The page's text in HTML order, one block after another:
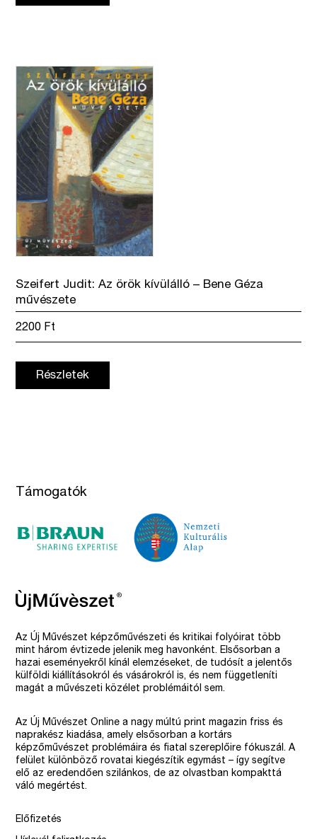
Szeifert Judit: Az örök kívülálló – Bene Géza
művészete
2200 Ft
Részletek
Támogatók
Az Új Művészet képzőművészeti és kritikai folyóirat több
mint három évtizede jelenik meg havonként. Elsősorban a
hazai eseményekről kínál elemzéseket, de tudósít a jelentős
külföldi kiállításokról és vásárokról is, és nem függetleníti
magát a művészeti közélet problémáitól sem.
Az Új Művészet Online a nagy múltú print magazin friss és
naprakész kiadása, amely elsősorban a kortárs
képzőművészet problémáira és fiatal szereplőire fókuszál. A
felület különböző rovatai kiegészítik egymást – így segítve
elő az eredendően szilánkos, de az olvastban kompakttá
váló megértést.
Előfizetés